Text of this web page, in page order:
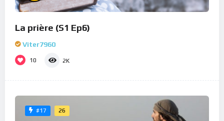
La prière (S1 Ep6)
Viter7960
10 2K
#17 26